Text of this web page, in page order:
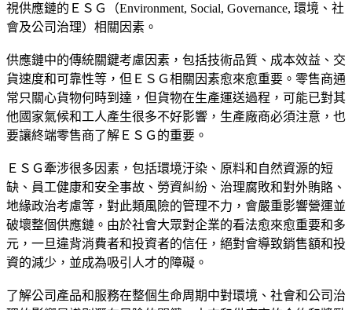
視供應鏈的ＥＳＧ（Environment, Social, Governance, 環境、社
會及公司治理）相關因素。
供應鏈中的傳統關鍵考慮因素，包括技術品質、成本效益、交
貨速度和可靠性等，但ＥＳＧ相關因素愈來愈重要。零售商通
常只關心貨物何時到達，但貨物在生產運送過程，可能已對其
他國家氣候和工人產生很多不好影響，生產廠商必須注意，也
要讓終端零售商了解ＥＳＧ的重要。
ＥＳＧ牽涉很多因素，包括環境汙染、原料和自然資源的短
缺、員工健康和安全事故、勞資糾紛、治理腐敗和對外賄賂、
地緣政治考慮等，對此類風險的管理不力，會嚴重影響營運並
破壞整個供應鏈。由於社會大眾對企業的看法愈來愈重要和多
元，一旦違背消費者和投資者的信任，絕對會導致銷售額和投
資的減少，並成為吸引人才的障礙。
了解公司產品和服務在整個生命周期中對環境、社會和公司治